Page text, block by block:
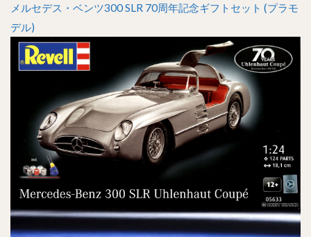
メルセデス・ベンツ300 SLR 70周年記念ギフトセット (プラモ
デル)